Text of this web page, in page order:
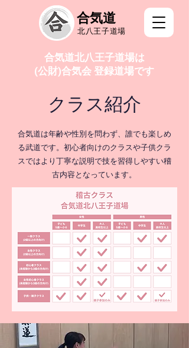
合気道
北八王子道場
合気道北八王子道場は
(公財)合気会 登録道場です
クラス紹介
合気道は年齢や性別を問わず、誰でも楽しめ
る武道です。初心者向けのクラスや子供クラ
スではより丁寧な説明で技を習得しやすい稽
古内容となっています。